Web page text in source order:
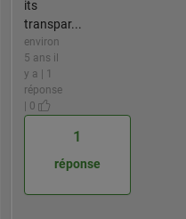
its
transpar...
environ
5 ans il
y a | 1
réponse
| 0
1
réponse